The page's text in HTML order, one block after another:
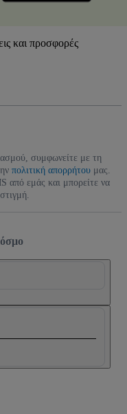
και προσφορές
συμφωνείτε με τη
πολιτική απορρήτου μας.
από εμάς και μπορείτε να